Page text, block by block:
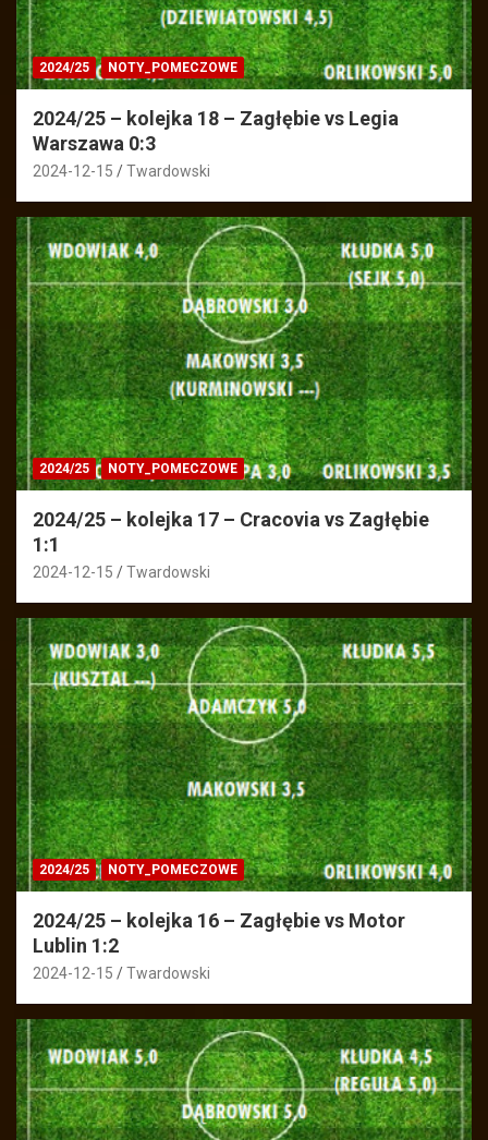
2024/25 NOTY_POMECZOWE
2024/25 – kolejka 18 – Zagłębie vs Legia
Warszawa 0:3
2024-12-15 Twardowski
2024/25 NOTY_POMECZOWE
2024/25 – kolejka 17 – Cracovia vs Zagłębie
1:1
2024-12-15 Twardowski
2024/25 NOTY_POMECZOWE
2024/25 – kolejka 16 – Zagłębie vs Motor
Lublin 1:2
2024-12-15 Twardowski